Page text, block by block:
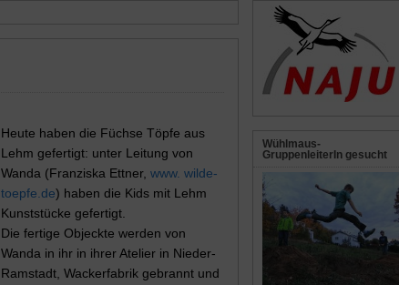
Heute haben die Füchse Töpfe aus
Lehm gefertigt: unter Leitung von
Wanda (Franziska Ettner, www. wilde-
toepfe.de) haben die Kids mit Lehm
Kunststücke gefertigt.
Die fertige Objeckte werden von
Wanda in ihr in ihrer Atelier in Nieder-
Ramstadt, Wackerfabrik gebrannt und
Wühlmaus-
GruppenleiterIn gesucht